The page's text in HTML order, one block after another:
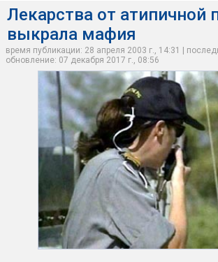
Лекарства от атипичной
выкрала мафия
время публикации: 28 апреля 2003 г., 14:31 |
обновление: 07 декабря 2017 г., 08:56